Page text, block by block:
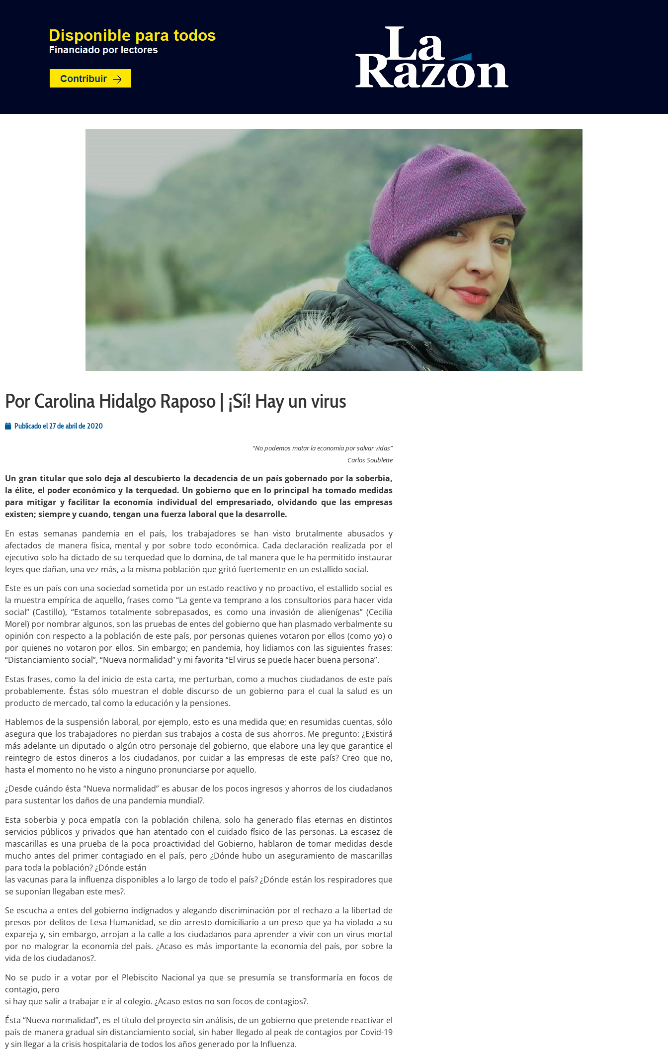
Por Carolina Hidalgo Raposo | ¡Sí! Hay un virus
Publicado el27 de abril de 2020
“No podemos matar la economía por salvar vidas”
Carlos Soublette
Un gran titular que solo deja al descubierto la decadencia de un país gobernado por la soberbia,
la élite, el poder económico y la terquedad. Un gobierno que en lo principal ha tomado medidas
para mitigar y facilitar la economía individual del empresariado, olvidando que las empresas
existen; siempre y cuando, tengan una fuerza laboral que la desarrolle.
En estas semanas pandemia en el país, los trabajadores se han visto brutalmente abusados y
afectados de manera física, mental y por sobre todo económica. Cada declaración realizada por el
ejecutivo solo ha dictado de su terquedad que lo domina, de tal manera que le ha permitido instaurar
leyes que dañan, una vez más, a la misma población que gritó fuertemente en un estallido social.
Este es un país con una sociedad sometida por un estado reactivo y no proactivo, el estallido social es
la muestra empírica de aquello, frases como “La gente va temprano a los consultorios para hacer vida
social” (Castillo), “Estamos totalmente sobrepasados, es como una invasión de alienígenas” (Cecilia
Morel) por nombrar algunos, son las pruebas de entes del gobierno que han plasmado verbalmente su
opinión con respecto a la población de este país, por personas quienes votaron por ellos (como yo) o
por quienes no votaron por ellos. Sin embargo; en pandemia, hoy lidiamos con las siguientes frases:
“Distanciamiento social”, “Nueva normalidad” y mi favorita “El virus se puede hacer buena persona”.
Estas frases, como la del inicio de esta carta, me perturban, como a muchos ciudadanos de este país
probablemente. Éstas sólo muestran el doble discurso de un gobierno para el cual la salud es un
producto de mercado, tal como la educación y la pensiones.
Hablemos de la suspensión laboral, por ejemplo, esto es una medida que; en resumidas cuentas, sólo
asegura que los trabajadores no pierdan sus trabajos a costa de sus ahorros. Me pregunto: ¿Existirá
más adelante un diputado o algún otro personaje del gobierno, que elabore una ley que garantice el
reintegro de estos dineros a los ciudadanos, por cuidar a las empresas de este país? Creo que no,
hasta el momento no he visto a ninguno pronunciarse por aquello.
¿Desde cuándo ésta “Nueva normalidad” es abusar de los pocos ingresos y ahorros de los ciudadanos
para sustentar los daños de una pandemia mundial?.
Esta soberbia y poca empatía con la población chilena, solo ha generado filas eternas en distintos
servicios públicos y privados que han atentado con el cuidado físico de las personas. La escasez de
mascarillas es una prueba de la poca proactividad del Gobierno, hablaron de tomar medidas desde
mucho antes del primer contagiado en el país, pero ¿Dónde hubo un aseguramiento de mascarillas
para toda la población? ¿Dónde están
las vacunas para la influenza disponibles a lo largo de todo el país? ¿Dónde están los respiradores que
se suponían llegaban este mes?.
Se escucha a entes del gobierno indignados y alegando discriminación por el rechazo a la libertad de
presos por delitos de Lesa Humanidad, se dio arresto domiciliario a un preso que ya ha violado a su
expareja y, sin embargo, arrojan a la calle a los ciudadanos para aprender a vivir con un virus mortal
por no malograr la economía del país. ¿Acaso es más importante la economía del país, por sobre la
vida de los ciudadanos?.
No se pudo ir a votar por el Plebiscito Nacional ya que se presumía se transformaría en focos de
contagio, pero
si hay que salir a trabajar e ir al colegio. ¿Acaso estos no son focos de contagios?.
Ésta “Nueva normalidad”, es el título del proyecto sin análisis, de un gobierno que pretende reactivar el
país de manera gradual sin distanciamiento social, sin haber llegado al peak de contagios por Covid-19
y sin llegar a la crisis hospitalaria de todos los años generado por la Influenza.